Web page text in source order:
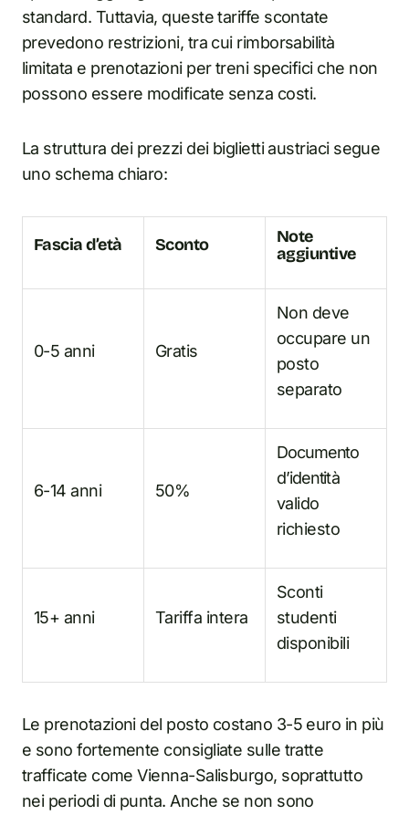
standard. Tuttavia, queste tariffe scontate
prevedono restrizioni, tra cui rimborsabilità
limitata e prenotazioni per treni specifici che non
possono essere modificate senza costi.
La struttura dei prezzi dei biglietti austriaci segue
uno schema chiaro:
Fascia d’età Sconto
Note
aggiuntive
0-5 anni Gratis
Non deve
occupare un
posto
separato
6-14 anni 50%
Documento
d’identità
valido
richiesto
15+ anni Tariffa intera
Sconti
studenti
disponibili
Le prenotazioni del posto costano 3-5 euro in più
e sono fortemente consigliate sulle tratte
trafficate come Vienna-Salisburgo, soprattutto
nei periodi di punta. Anche se non sono